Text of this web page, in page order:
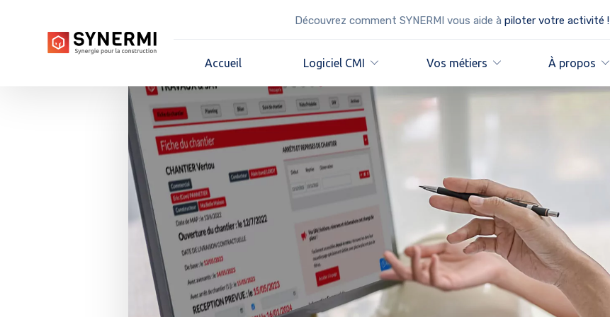
Découvrez comment SYNERMI vous aide à piloter votre activité !
Accueil Logiciel CMI Vos métiers À propos